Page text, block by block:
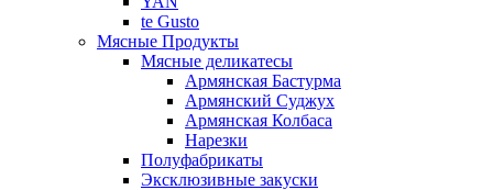
te Gusto
Мясные Продукты
Мясные деликатесы
Армянская Бастурма
Армянский Суджух
Армянская Колбаса
Нарезки
Полуфабрикаты
Эксклюзивные закуски